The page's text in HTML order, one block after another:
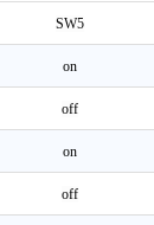
SW5
on
off
on
off